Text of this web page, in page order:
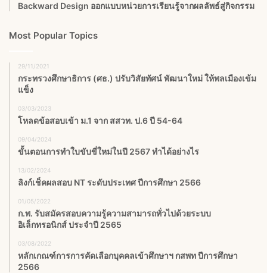
Backward Design ออกแบบหน่วยการเรียนรู้จากผลลัพธ์สู่กิจกรรม
Most Popular Topics
29/11/2021
กระทรวงศึกษาธิการ (ศธ.) ปรับวิสัยทัศน์ พัฒนาใหม่ ให้พลเมืองเข้ม
แข็ง
03/03/2023
โหลดข้อสอบเข้า ม.1 จาก สสวท. ป.6 ปี 54-64
09/04/2024
ขั้นตอนการทำใบขับขี่ใหม่ในปี 2567 ทำได้อย่างไร
13/02/2024
ลิงก์เช็คผลสอบ NT ระดับประเทศ ปีการศึกษา 2566
01/05/2022
ก.พ. รับสมัครสอบความรู้ความสามารถทั่วไปด้วยระบบ
อิเล็กทรอนิกส์ ประจำปี 2565
03/08/2022
หลักเกณฑ์การการคัดเลือกบุคคลเข้าศึกษาฯ กสพท ปีการศึกษา
2566